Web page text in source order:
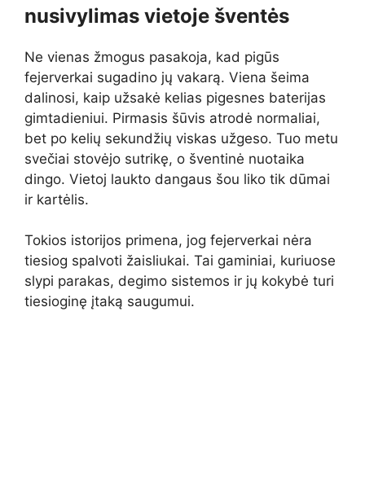
nusivylimas vietoje šventės
Ne vienas žmogus pasakoja, kad pigūs
fejerverkai sugadino jų vakarą. Viena šeima
dalinosi, kaip užsakė kelias pigesnes baterijas
gimtadieniui. Pirmasis šūvis atrodė normaliai,
bet po kelių sekundžių viskas užgeso. Tuo metu
svečiai stovėjo sutrikę, o šventinė nuotaika
dingo. Vietoj laukto dangaus šou liko tik dūmai
ir kartėlis.
Tokios istorijos primena, jog fejerverkai nėra
tiesiog spalvoti žaisliukai. Tai gaminiai, kuriuose
slypi parakas, degimo sistemos ir jų kokybė turi
tiesioginę įtaką saugumui.